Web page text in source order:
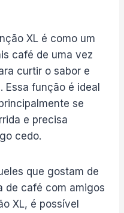
XL é como um
café de uma vez
curtir o sabor e
Essa função é ideal
se
e precisa
cedo.
que gostam de
de café com amigos
XL, é possível